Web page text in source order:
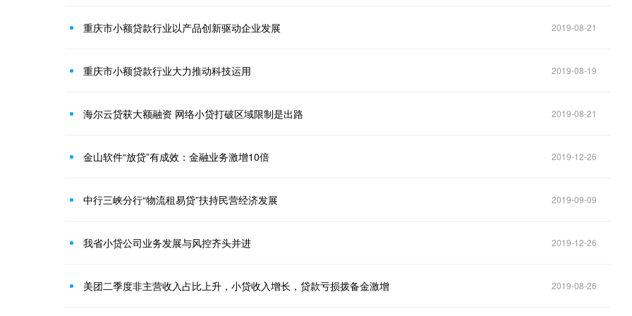
重庆市小额贷款行业以产品创新驱动企业发展 2019-08-21
重庆市小额贷款行业大力推动科技运用 2019-08-19
海尔云贷获大额融资 网络小贷打破区域限制是出路 2019-08-21
金山软件“放贷”有成效：金融业务激增10倍 2019-12-26
中行三峡分行“物流租易贷”扶持民营经济发展 2019-09-09
我省小贷公司业务发展与风控齐头并进 2019-12-26
美团二季度非主营收入占比上升，小贷收入增长，贷款亏损拨备金激增 2019-08-26